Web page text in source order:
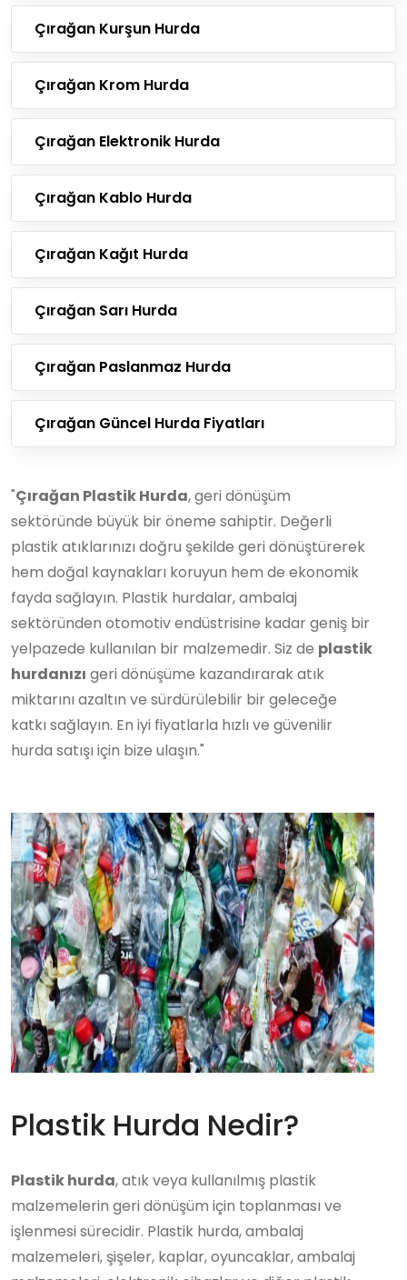
Çırağan Kurşun Hurda
Çırağan Krom Hurda
Çırağan Elektronik Hurda
Çırağan Kablo Hurda
Çırağan Kağıt Hurda
Çırağan Sarı Hurda
Çırağan Paslanmaz Hurda
Çırağan Güncel Hurda Fiyatları
"Çırağan Plastik Hurda, geri dönüşüm
sektöründe büyük bir öneme sahiptir. Değerli
plastik atıklarınızı doğru şekilde geri dönüştürerek
hem doğal kaynakları koruyun hem de ekonomik
fayda sağlayın. Plastik hurdalar, ambalaj
sektöründen otomotiv endüstrisine kadar geniş bir
yelpazede kullanılan bir malzemedir. Siz de plastik
hurdanızı geri dönüşüme kazandırarak atık
miktarını azaltın ve sürdürülebilir bir geleceğe
katkı sağlayın. En iyi fiyatlarla hızlı ve güvenilir
hurda satışı için bize ulaşın."
Plastik Hurda Nedir?
Plastik hurda, atık veya kullanılmış plastik
malzemelerin geri dönüşüm için toplanması ve
işlenmesi sürecidir. Plastik hurda, ambalaj
malzemeleri, şişeler, kaplar, oyuncaklar, ambalaj